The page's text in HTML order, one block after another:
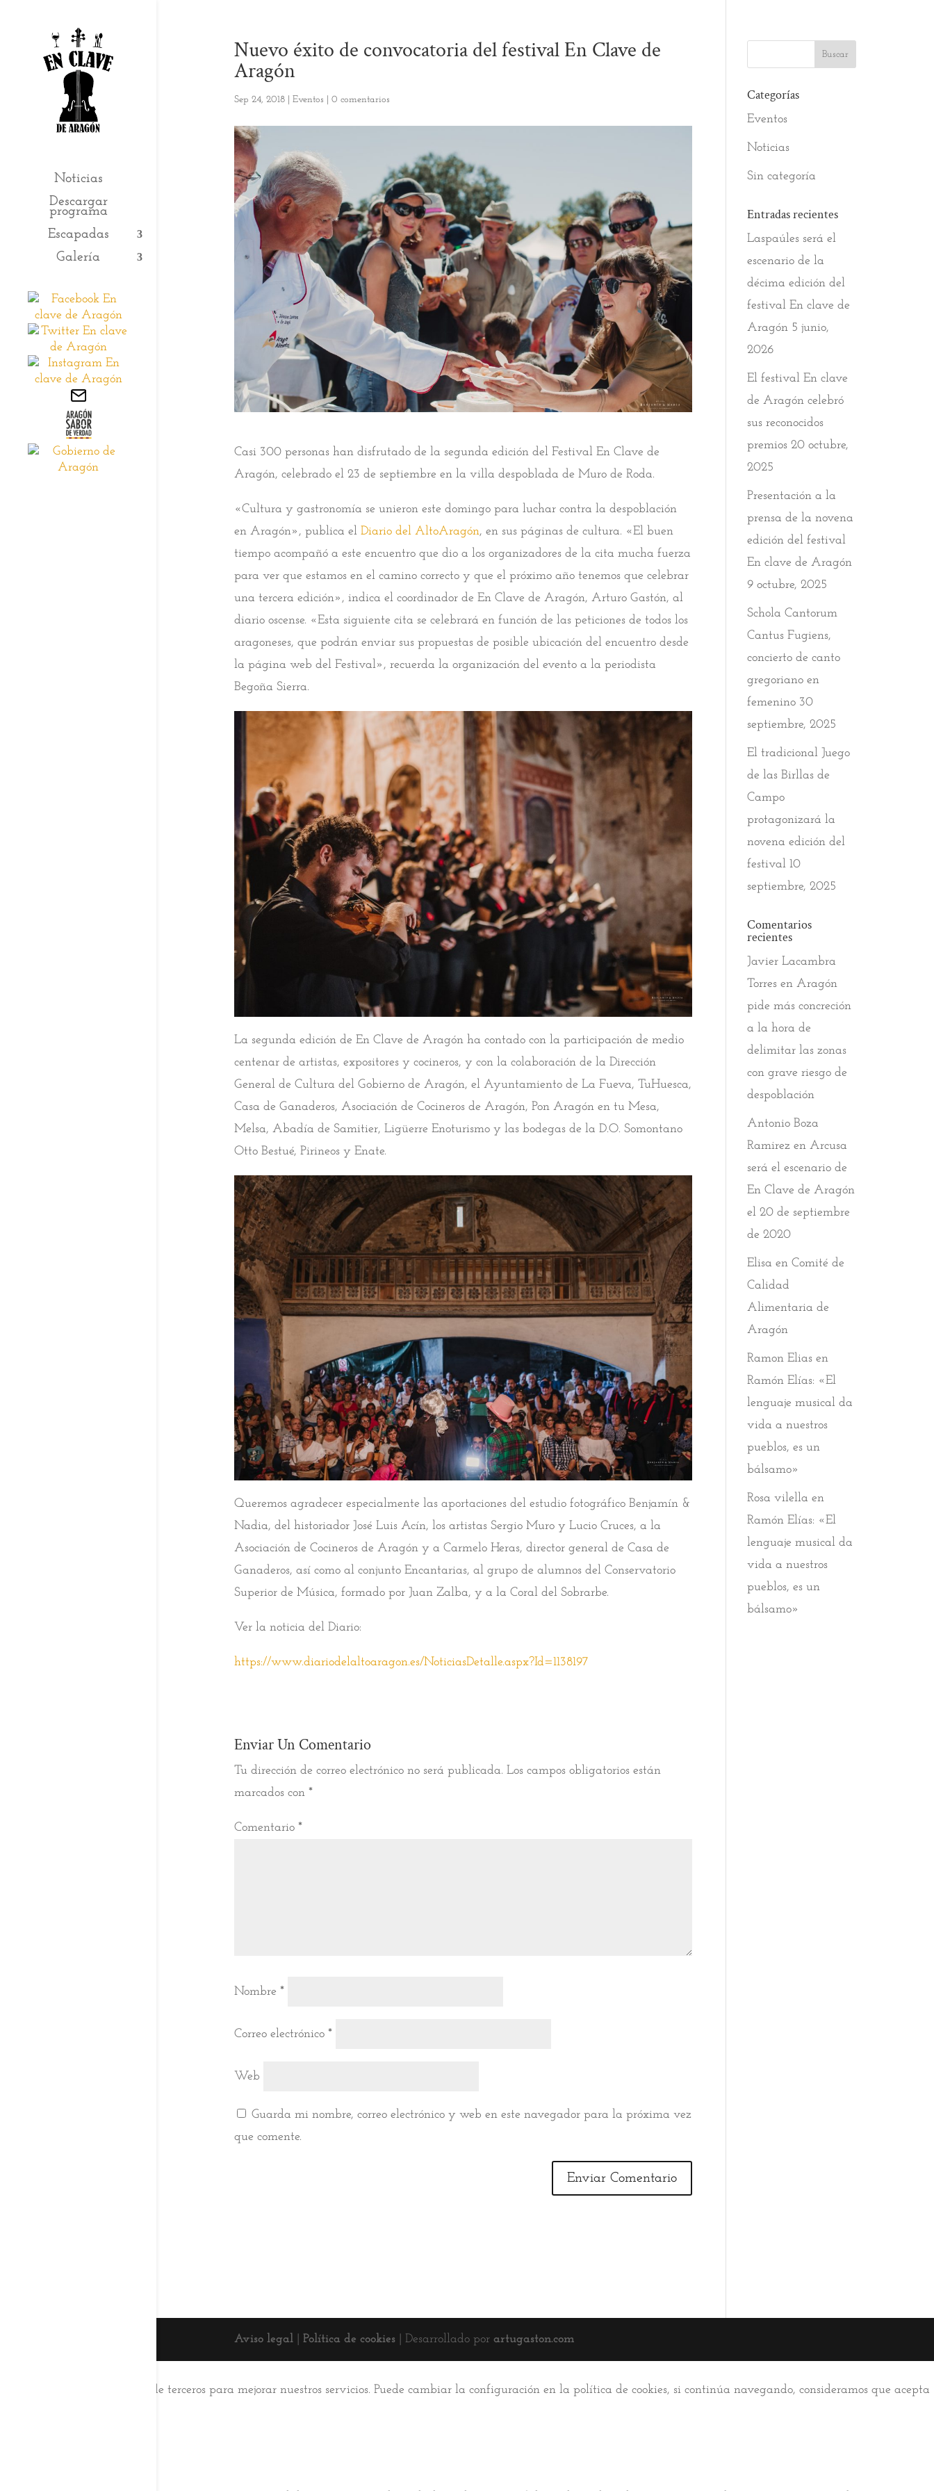
Noticias
Descargar
programa
Escapadas
Galería
Nuevo éxito de convocatoria del festival En Clave de
Aragón
Sep 24, 2018| Eventos 0 comentarios
Casi 300 personas han disfrutado de la segunda edición del Festival En Clave de
Aragón, celebrado el 23 de septiembre en la villa despoblada de Muro de Roda.
«Cultura y gastronomía se unieron este domingo para luchar contra la despoblación
en Aragón», publica elDiario del AltoAragón, en sus páginas de cultura. «El buen
tiempo acompañó a este encuentro que dio a los organizadores de la cita mucha fuerza
para ver que estamos en el camino correcto y que el próximo año tenemos que celebrar
una tercera edición», indica el coordinador de En Clave de Aragón, Arturo Gastón, al
diario oscense. «Esta siguiente cita se celebrará en función de las peticiones de todos los
aragoneses, que podrán enviar sus propuestas de posible ubicación del encuentro desde
la página web del Festival», recuerda la organización del evento a la periodista
Begoña Sierra.
La segunda edición de En Clave de Aragón ha contado con la participación de medio
centenar de artistas, expositores y cocineros, y con la colaboración de la Dirección
General de Cultura del Gobierno de Aragón, el Ayuntamiento de La Fueva, TuHuesca,
Casa de Ganaderos, Asociación de Cocineros de Aragón, Pon Aragón en tu Mesa,
Melsa, Abadía de Samitier, Ligüerre Enoturismo y las bodegas de la D.O. Somontano
Otto Bestué, Pirineos y Enate.
Queremos agradecer especialmente las aportaciones del estudio fotográfico Benjamín &
Nadia, del historiador José Luis Acín, los artistas Sergio Muro y Lucio Cruces, a la
Asociación de Cocineros de Aragón y a Carmelo Heras, director general de Casa de
Ganaderos, así como al conjunto Encantarias, al grupo de alumnos del Conservatorio
Superior de Música, formado por Juan Zalba, y a la Coral del Sobrarbe.
Ver la noticia del Diario:
https://www.diariodelaltoaragon.es/NoticiasDetalle.aspx?Id=1138197
Enviar Un Comentario
Tu dirección de correo electrónico no será publicada. Los campos obligatorios están
marcados con *
Comentario *
Nombre *
Correo electrónico *
Web
Guarda mi nombre, correo electrónico y web en este navegador para la próxima vez
que comente.
Categorías
Eventos
Noticias
Sin categoría
Entradas recientes
Laspaúles será el
escenario de la
décima edición del
festival En clave de
Aragón 5 junio,
2026
El festival En clave
de Aragón celebró
sus reconocidos
premios 20 octubre,
2025
Presentación a la
prensa de la novena
edición del festival
En clave de Aragón
9 octubre, 2025
Schola Cantorum
Cantus Fugiens,
concierto de canto
gregoriano en
femenino 30
septiembre, 2025
El tradicional Juego
de las Birllas de
Campo
protagonizará la
novena edición del
festival 10
septiembre, 2025
Comentarios
recientes
Javier Lacambra
Torres enAragón
pide más concreción
a la hora de
delimitar las zonas
con grave riesgo de
despoblación
Antonio Boza
Ramirez enArcusa
será el escenario de
En Clave de Aragón
el 20 de septiembre
de 2020
Elisa enComité de
Calidad
Alimentaria de
Aragón
Ramon Elias en
Ramón Elías: «El
lenguaje musical da
vida a nuestros
pueblos, es un
bálsamo»
Rosa vilella en
Ramón Elías: «El
lenguaje musical da
vida a nuestros
pueblos, es un
bálsamo»
Aviso legal| Política de cookies| Desarrollado por artugaston.com
Utilizamos cookies propias y de terceros para mejorar nuestros servicios. Puede cambiar la configuración en la política de cookies, si continúa navegando, consideramos que acepta